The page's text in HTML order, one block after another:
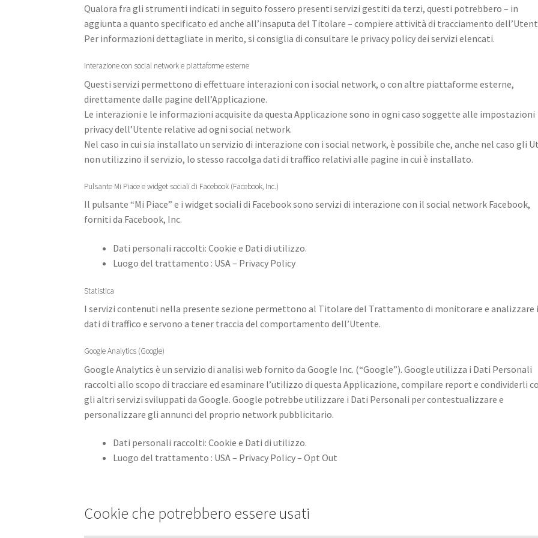
Qualora fra gli strumenti indicati in seguito fossero presenti servizi gestiti da terzi, questi potrebbero – in
aggiunta a quanto specificato ed anche all’insaputa del Titolare – compiere attività di tracciamento
Per informazioni dettagliate in merito, si consiglia di consultare le privacy policy dei servizi elencati.
Interazione con social network e piattaforme esterne
Questi servizi permettono di effettuare interazioni con i social network, o con altre piattaforme esterne,
direttamente dalle pagine dell’Applicazione.
Le interazioni e le informazioni acquisite da questa Applicazione sono in ogni caso soggette alle impostazioni
privacy dell’Utente relative ad ogni social network.
Nel caso in cui sia installato un servizio di interazione con i social network, è possibile che, anche nel caso gli
non utilizzino il servizio, lo stesso raccolga dati di traffico relativi alle pagine in cui è installato.
Pulsante Mi Piace e widget sociali di Facebook (Facebook, Inc.)
Il pulsante “Mi Piace” e i widget sociali di Facebook sono servizi di interazione con il social network Facebook,
forniti da Facebook, Inc.
Dati personali raccolti: Cookie e Dati di utilizzo.
Luogo del trattamento : USA – Privacy Policy
Statistica
I servizi contenuti nella presente sezione permettono al Titolare del Trattamento di monitorare e analizzare i
dati di traffico e servono a tener traccia del comportamento dell’Utente.
Google Analytics (Google)
Google Analytics è un servizio di analisi web fornito da Google Inc. (“Google”). Google utilizza i Dati Personali
raccolti allo scopo di tracciare ed esaminare l’utilizzo di questa Applicazione, compilare report e condividerli
gli altri servizi sviluppati da Google. Google potrebbe utilizzare i Dati Personali per contestualizzare e
personalizzare gli annunci del proprio network pubblicitario.
Dati personali raccolti: Cookie e Dati di utilizzo.
Luogo del trattamento : USA – Privacy Policy – Opt Out
Cookie che potrebbero essere usati